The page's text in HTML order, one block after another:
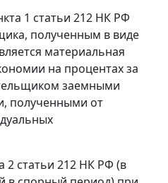
1 статьи 212 НК РФ
полученным в виде
материальная
на процентах за
заемными
полученными от
2 статьи 212 НК РФ (в